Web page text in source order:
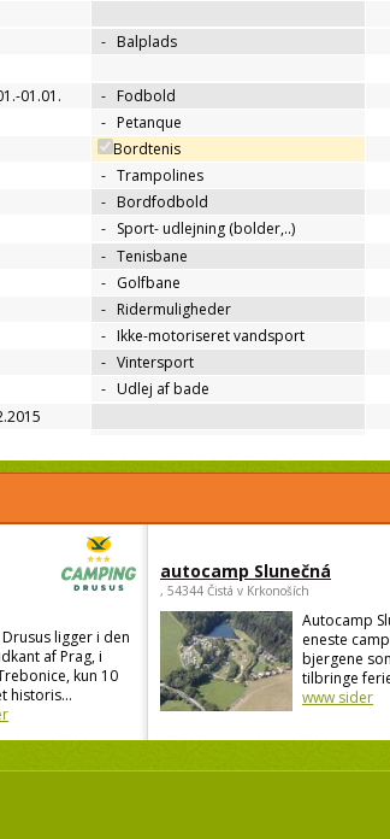
- Balplads
01.01. - Fodbold
- Petanque
Bordtenis
- Trampolines
- Bordfodbold
- Sport- udlejning (bolder,..)
- Tenisbane
- Golfbane
- Ridermuligheder
- Ikke-motoriseret vandsport
- Vintersport
- Udlej af bade
ligger i den
af Prag, i
kun 10
historis...
autocamp Slunečná
, 54344 Čistá v Krkonoších
Autocamp
eneste
bjergene
tilbringe
www sider